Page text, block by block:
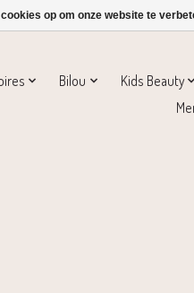
Bilou Kids Beauty
op om onze website te